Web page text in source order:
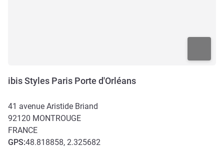
ibis Styles Paris Porte d'Orléans
41 avenue Aristide Briand
92120 MONTROUGE
FRANCE
GPS:48.818858, 2.325682